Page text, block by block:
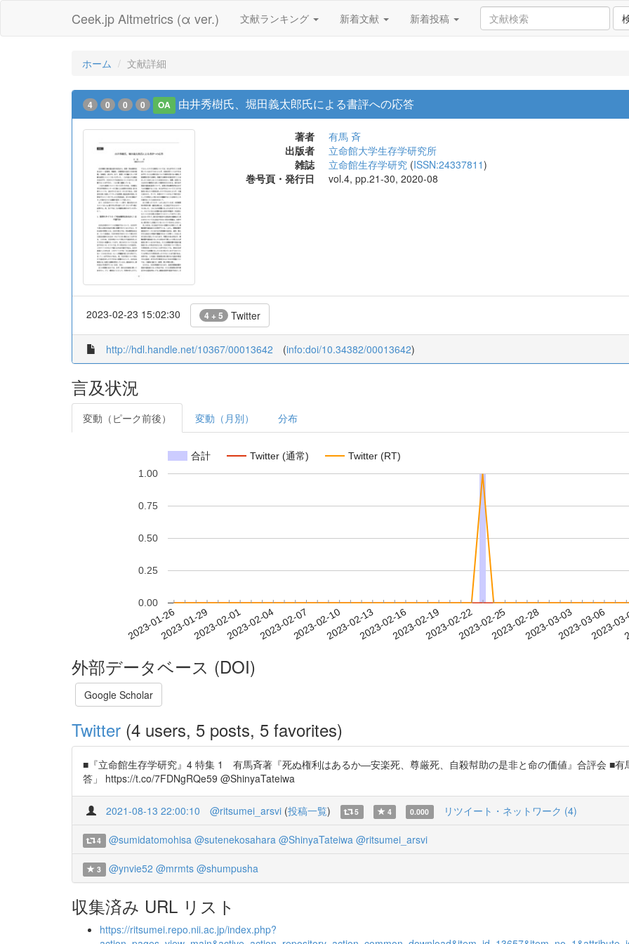
Ceek.jp Altmetrics (α ver.) 文献ランキング 新着文献 新着投稿
ホーム 文献詳細
4 0 0 0 OA 由井秀樹氏、堀田義太郎氏による書評への応答
著者
有馬 斉
出版者
立命館大学生存学研究所
雑誌
立命館生存学研究 (ISSN:24337811)
巻号頁・発行日
vol.4, pp.21-30, 2020-08
2023-02-23 15:02:30 4 + 5 Twitter
http://hdl.handle.net/10367/00013642 (info:doi/10.34382/00013642)
言及状況
変動（ピーク前後） 変動（月別） 分布
合計 Twitter (通常) Twitter (RT)
2023-01-262023-01-292023-02-012023-02-042023-02-072023-02-102023-02-132023-02-162023-02-192023-02-222023-02-252023-02-282023-03-032023-03-06
2023-
0.00
0.25
0.50
0.75
1.00
外部データベース (DOI)
Google Scholar
Twitter (4 users, 5 posts, 5 favorites)
■『立命館生存学研究』4 特集 1 有馬斉著『死ぬ権利はあるか―安楽死、尊厳死、自殺幇助の是非と命の価値』合評会 ■有
答」 https://t.co/7FDNgRQe59 @ShinyaTateiwa
2021-08-13 22:00:10 @ritsumei_arsvi (投稿一覧) 5 4 0.000 リツイート・ネットワーク (4)
4 @sumidatomohisa @sutenekosahara @ShinyaTateiwa @ritsumei_arsvi
3 @ynvie52 @mrmts @shumpusha
収集済み URL リスト
https://ritsumei.repo.nii.ac.jp/index.php?